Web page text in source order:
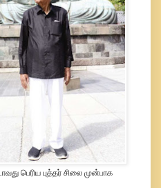
பெரிய புத்தர் சிலை முன்பாக